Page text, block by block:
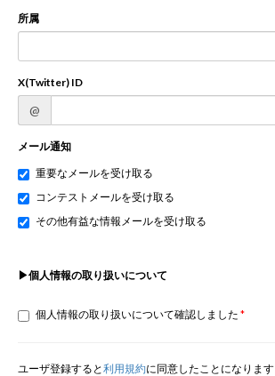
所属
X(Twitter) ID
@
メール通知
重要なメールを受け取る
コンテストメールを受け取る
その他有益な情報メールを受け取る
▶個人情報の取り扱いについて
個人情報の取り扱いについて確認しました
ユーザ登録すると利用規約に同意したことになります